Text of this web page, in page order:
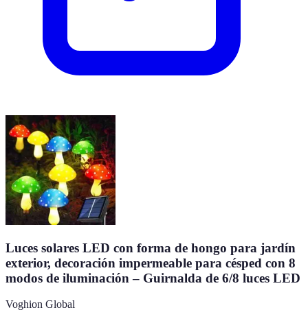
Luces solares LED con forma de hongo para jardín
exterior, decoración impermeable para césped con 8
modos de iluminación – Guirnalda de 6/8 luces LED
Voghion Global